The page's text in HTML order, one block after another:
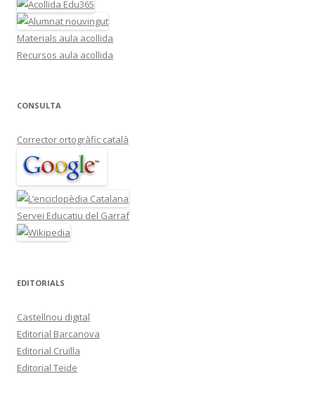
Materials aula acollida
Recursos aula acollida
CONSULTA
Corrector ortogràfic català
Servei Educatiu del Garraf
EDITORIALS
Castellnou digital
Editorial Barcanova
Editorial Cruïlla
Editorial Teide